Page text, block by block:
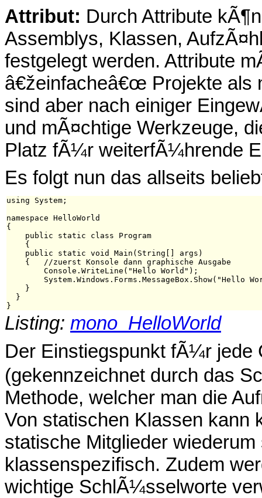
Attribut: Durch Attribute
Assemblys, Klassen,
festgelegt werden. Attribute
â€žeinfacheâ€œ Projekte als
sind aber nach einiger
und mÃ¤chtige Werkzeuge,
Platz fÃ¼r weiterfÃ¼hrende
Es folgt nun das allseits
using System;
namespace HelloWorld
{
public static class Program
{
public static void Main(String[] args)
{   //zuerst Konsole dann graphische Ausgabe
Console.WriteLine("Hello World");
System.Windows.Forms.MessageBox.Show("Hello
}
}
Listing: mono_HelloWorld
Der Einstiegspunkt fÃ¼r jede
(gekennzeichnet durch das
Methode, welcher man die
Von statischen Klassen kann
statische Mitglieder
klassenspezifisch. Zudem
wichtige SchlÃ¼sselworte